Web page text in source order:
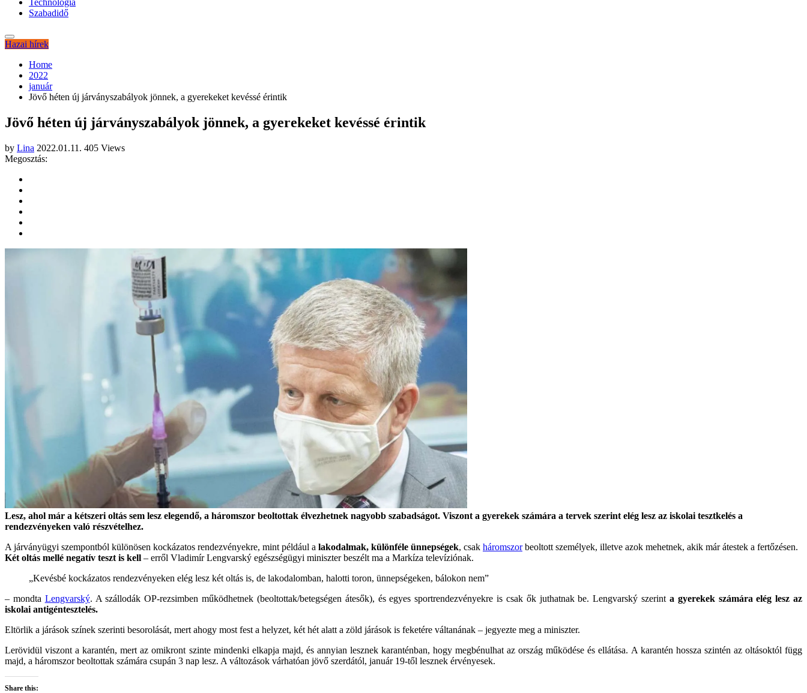
Technológia
Szabadidő
Hazai hírek
Home
2022
január
Jövő héten új járványszabályok jönnek, a gyerekeket kevéssé érintik
Jövő héten új járványszabályok jönnek, a gyerekeket kevéssé érintik
by Lina 2022.01.11. 405 Views
Megosztás:
Lesz, ahol már a kétszeri oltás sem lesz elegendő, a háromszor beoltottak élvezhetnek nagyobb szabadságot. Viszont a gyerekek számára a tervek szerint elég lesz az iskolai tesztkelés a
rendezvényeken való részvételhez.
A járványügyi szempontból különösen kockázatos rendezvényekre, mint például a lakodalmak, különféle ünnepségek, csak háromszorbeoltott személyek, illetve azok mehetnek, akik már átestek a fertőzésen.
Két oltás mellé negatív teszt is kell – erről Vladimír Lengvarský egészségügyi miniszter beszélt ma a Markíza televíziónak.
„Kevésbé kockázatos rendezvényeken elég lesz két oltás is, de lakodalomban, halotti toron, ünnepségeken, bálokon nem”
– mondta Lengvarský. A szállodák OP-rezsimben működhetnek (beoltottak/betegségen átesők), és egyes sportrendezvényekre is csak ők juthatnak be. Lengvarský szerint a gyerekek számára elég lesz az
iskolai antigéntesztelés.
Eltörlik a járások színek szerinti besorolását, mert ahogy most fest a helyzet, két hét alatt a zöld járások is feketére váltanának – jegyezte meg a miniszter.
Lerövidül viszont a karantén, mert az omikront szinte mindenki elkapja majd, és annyian lesznek karanténban, hogy megbénulhat az ország működése és ellátása. A karantén hossza szintén az oltásoktól függ
majd, a háromszor beoltottak számára csupán 3 nap lesz. A változások várhatóan jövő szerdától, január 19-től lesznek érvényesek.
Share this: